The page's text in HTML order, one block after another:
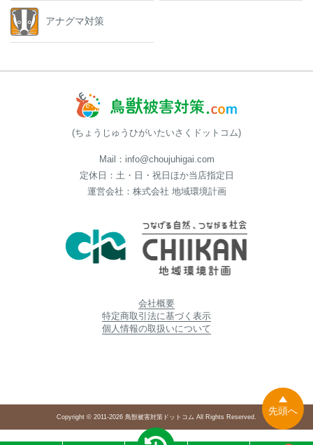
アナグマ対策
(ちょうじゅうひがいたいさくドットコム)
Mail：info@choujuhigai.com
定休日：土・日・祝日ほか当店指定日
運営会社：株式会社 地域環境計画
会社概要
特定商取引法に基づく表示
個人情報の取扱いについて
Copyright © 2011-2026 鳥獣被害対策ドットコム All Rights Reserved.
先頭へ